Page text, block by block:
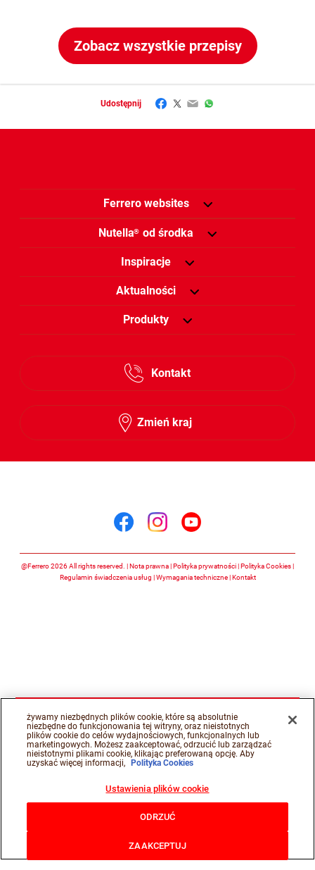
Zobacz wszystkie przepisy
Udostępnij Facebook
Twitter
EmailWhatsApp
Ferrero websites
Nutella® od środka
Inspiracje
Aktualności
Produkty
Kontakt
Zmień kraj
@Ferrero 2026 All rights reserved. Nota prawna Polityka prywatności
Polityka Cookies
Regulamin świadczenia usług
Wymagania techniczne Kontakt
żywamy niezbędnych plików cookie, które są absolutnie
niezbędne do funkcjonowania tej witryny, oraz nieistotnych
plików cookie do celów wydajnościowych, funkcjonalnych lub
marketingowych. Możesz zaakceptować, odrzucić lub zarządzać
nieistotnymi plikami cookie, klikając preferowaną opcję. Aby
uzyskać więcej informacji,
Polityka Cookies
Ustawienia plików cookie
ODRZUĆ
ZAAKCEPTUJ